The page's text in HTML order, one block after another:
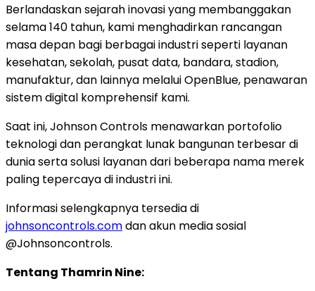
Berlandaskan sejarah inovasi yang membanggakan
selama 140 tahun, kami menghadirkan rancangan
masa depan bagi berbagai industri seperti layanan
kesehatan, sekolah, pusat data, bandara, stadion,
manufaktur, dan lainnya melalui OpenBlue, penawaran
sistem digital komprehensif kami.
Saat ini, Johnson Controls menawarkan portofolio
teknologi dan perangkat lunak bangunan terbesar di
dunia serta solusi layanan dari beberapa nama merek
paling tepercaya di industri ini.
Informasi selengkapnya tersedia di
johnsoncontrols.comdan akun media sosial
@Johnsoncontrols.
Tentang Thamrin Nine: